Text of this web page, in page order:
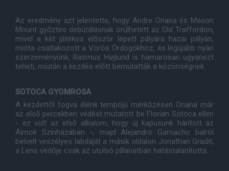
Az eredmény azt jelentette, hogy Andre Onana és Mason
Mount győztes debütálásnak örülhetett az Old Traffordon,
mivel a két játékos először lépett pályára hazai pályán,
mióta csatlakozott a Vörös Ördögökhöz, és legújabb nyári
szerzeményünk, Rasmus Højlund is hamarosan ugyanezt
teheti, miután a kezdés előtt bemutatták a közönségnek.
SOTOCA GYOMROSA
A kezdettől fogva élénk tempójú mérkőzésen Onana már
az első percekben védést mutatott be Florian Sotoca ellen
- ez volt az első alkalom, hogy új kapusunk hárított az
Álmok Színházában -, majd Alejandro Garnacho balról
beívelt veszélyes labdáját a másik oldalon Jonathan Gradit,
a Lens védője csak az utolsó pillanatban hatástalanította.